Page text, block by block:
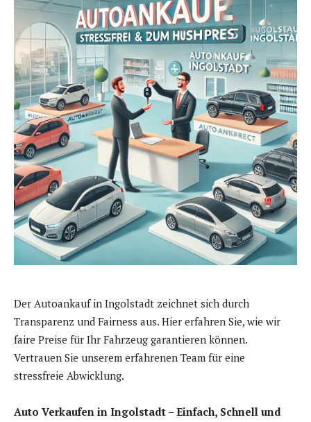
Der Autoankauf in Ingolstadt zeichnet sich durch
Transparenz und Fairness aus. Hier erfahren Sie, wie wir
faire Preise für Ihr Fahrzeug garantieren können.
Vertrauen Sie unserem erfahrenen Team für eine
stressfreie Abwicklung.
Auto Verkaufen in Ingolstadt – Einfach, Schnell und